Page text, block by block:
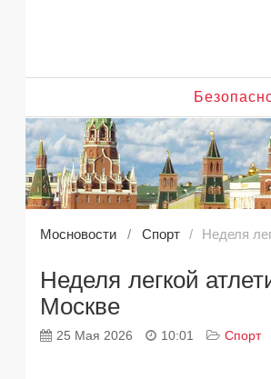
Мосновости Спорт Неделя
Неделя легкой
Москве
25 Мая 2026 10:01 Спорт